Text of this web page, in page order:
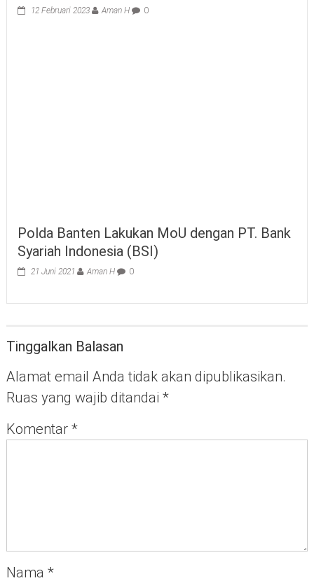
12 Februari 2023 Aman H 0
Polda Banten Lakukan MoU dengan PT. Bank
Syariah Indonesia (BSI)
21 Juni 2021 Aman H 0
Tinggalkan Balasan
Alamat email Anda tidak akan dipublikasikan.
Ruas yang wajib ditandai *
Komentar *
Nama *